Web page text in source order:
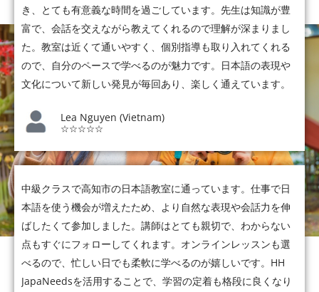
き、とても有意義な時間を過ごしています。先生は知識が豊
富で、会話を交えながら教えてくれるので理解が深まりまし
た。教室は近くて通いやすく、個別指導も取り入れてくれる
ので、自分のペースで学べるのが魅力です。日本語の表現や
文化について新しい発見が毎回あり、楽しく通えています。
Lea Nguyen (Vietnam)
☆☆☆☆☆
中級クラスで高知市の日本語教室に通っています。仕事で日
本語を使う機会が増えたため、より自然な表現や会話力を伸
ばしたくて参加しました。講師はとても親切で、わからない
点もすぐにフォローしてくれます。オンラインレッスンも選
べるので、忙しい日でも柔軟に学べるのが嬉しいです。HH
JapaNeedsを活用することで、学習の定着も格段に良くなり